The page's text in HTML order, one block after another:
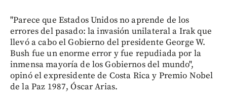
"Parece que Estados Unidos no aprende de los
errores del pasado: la invasión unilateral a Irak que
llevó a cabo el Gobierno del presidente George W.
Bush fue un enorme error y fue repudiada por la
inmensa mayoría de los Gobiernos del mundo",
opinó el expresidente de Costa Rica y Premio Nobel
de la Paz 1987, Óscar Arias.